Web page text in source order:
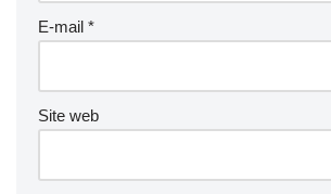
E-mail *
Site web